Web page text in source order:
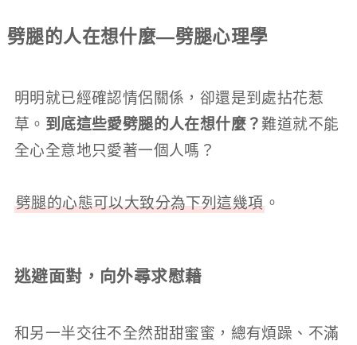
劈腿的人在想什麼—劈腿心理學
明明就已經確認情侶關係，卻還是到處拈花惹
草。 到底這些愛劈腿的人在想什麼？難道就不能
全心全意地只愛著一個人嗎？
劈腿的心態可以大致分為下列這幾項 。
逃避面對，向外尋求慰藉
和另一半交往不全然甜甜蜜蜜，總有煩躁、不滿